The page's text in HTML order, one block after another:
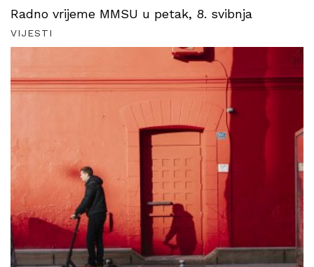
Radno vrijeme MMSU u petak, 8. svibnja
VIJESTI